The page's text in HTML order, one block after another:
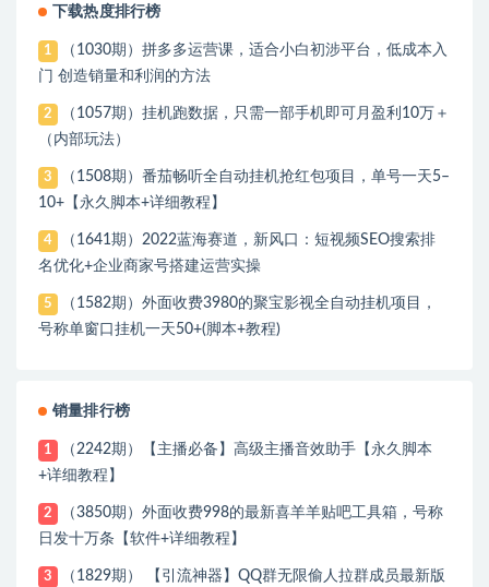
下载热度排行榜
1
（1030期）拼多多运营课，适合小白初涉平台，低成本入
门 创造销量和利润的方法
2
（1057期）挂机跑数据，只需一部手机即可月盈利10万＋
（内部玩法）
3
（1508期）番茄畅听全自动挂机抢红包项目，单号一天5–
10+【永久脚本+详细教程】
4
（1641期）2022蓝海赛道，新风口：短视频SEO搜索排
名优化+企业商家号搭建运营实操
5
（1582期）外面收费3980的聚宝影视全自动挂机项目，
号称单窗口挂机一天50+(脚本+教程)
销量排行榜
1
（2242期）【主播必备】高级主播音效助手【永久脚本
+详细教程】
2
（3850期）外面收费998的最新喜羊羊贴吧工具箱，号称
日发十万条【软件+详细教程】
3
（1829期） 【引流神器】QQ群无限偷人拉群成员最新版